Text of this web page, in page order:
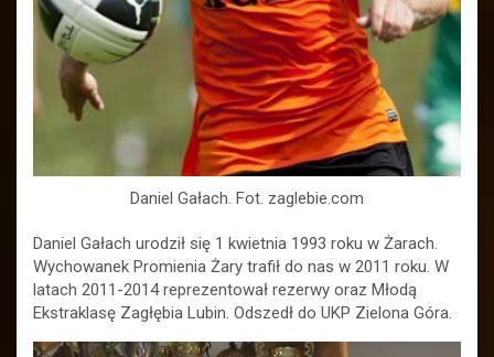
Daniel Gałach. Fot. zaglebie.com
Daniel Gałach urodził się 1 kwietnia 1993 roku w Żarach.
Wychowanek Promienia Żary trafił do nas w 2011 roku. W
latach 2011-2014 reprezentował rezerwy oraz Młodą
Ekstraklasę Zagłębia Lubin. Odszedł do UKP Zielona Góra.